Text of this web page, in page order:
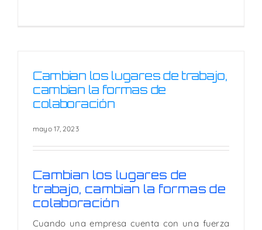
Cambian los lugares de trabajo,
cambian la formas de
colaboración
mayo 17, 2023
Cambian los lugares de
trabajo, cambian la formas de
colaboración
Cuando una empresa cuenta con una fuerza